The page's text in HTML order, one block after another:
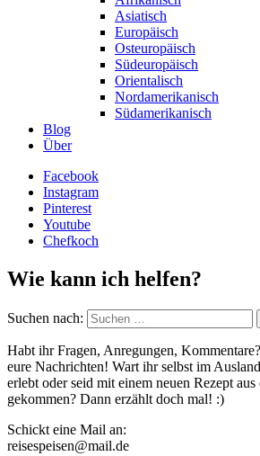
Asiatisch
Europäisch
Osteuropäisch
Südeuropäisch
Orientalisch
Nordamerikanisch
Südamerikanisch
Blog
Über
Facebook
Instagram
Pinterest
Youtube
Chefkoch
Wie kann ich helfen?
Suchen nach:
Habt ihr Fragen, Anregungen,
eure Nachrichten! Wart ihr selbst im
erlebt oder seid mit einem neuen Rezept
gekommen? Dann erzählt doch mal! :)
Schickt eine Mail an:
reisespeisen@mail.de